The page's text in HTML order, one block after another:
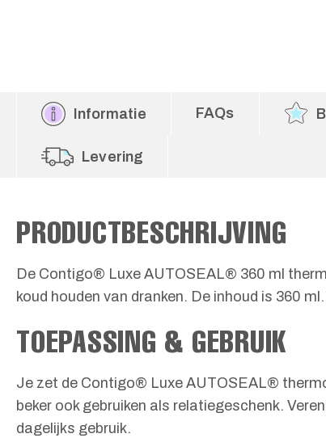
Informatie FAQs
Levering
PRODUCTBESCHRIJVING
De Contigo® Luxe AUTOSEAL® 360 ml
koud houden van dranken. De inhoud is 360
TOEPASSING & GEBRUIK
Je zet de Contigo® Luxe AUTOSEAL®
beker ook gebruiken als relatiegeschenk.
dagelijks gebruik.